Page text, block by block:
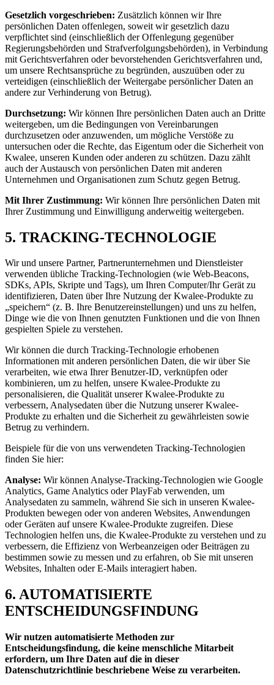
Gesetzlich vorgeschrieben: Zusätzlich können wir Ihre
persönlichen Daten offenlegen, soweit wir gesetzlich dazu
verpflichtet sind (einschließlich der Offenlegung gegenüber
Regierungsbehörden und Strafverfolgungsbehörden), in Verbindung
mit Gerichtsverfahren oder bevorstehenden Gerichtsverfahren und,
um unsere Rechtsansprüche zu begründen, auszuüben oder zu
verteidigen (einschließlich der Weitergabe persönlicher Daten an
andere zur Verhinderung von Betrug).
Durchsetzung: Wir können Ihre persönlichen Daten auch an Dritte
weitergeben, um die Bedingungen von Vereinbarungen
durchzusetzen oder anzuwenden, um mögliche Verstöße zu
untersuchen oder die Rechte, das Eigentum oder die Sicherheit von
Kwalee, unseren Kunden oder anderen zu schützen. Dazu zählt
auch der Austausch von persönlichen Daten mit anderen
Unternehmen und Organisationen zum Schutz gegen Betrug.
Mit Ihrer Zustimmung: Wir können Ihre persönlichen Daten mit
Ihrer Zustimmung und Einwilligung anderweitig weitergeben.
5. TRACKING-TECHNOLOGIE
Wir und unsere Partner, Partnerunternehmen und Dienstleister
verwenden übliche Tracking-Technologien (wie Web-Beacons,
SDKs, APIs, Skripte und Tags), um Ihren Computer/Ihr Gerät zu
identifizieren, Daten über Ihre Nutzung der Kwalee-Produkte zu
„speichern“ (z. B. Ihre Benutzereinstellungen) und uns zu helfen,
Dinge wie die von Ihnen genutzten Funktionen und die von Ihnen
gespielten Spiele zu verstehen.
Wir können die durch Tracking-Technologie erhobenen
Informationen mit anderen persönlichen Daten, die wir über Sie
verarbeiten, wie etwa Ihrer Benutzer-ID, verknüpfen oder
kombinieren, um zu helfen, unsere Kwalee-Produkte zu
personalisieren, die Qualität unserer Kwalee-Produkte zu
verbessern, Analysedaten über die Nutzung unserer Kwalee-
Produkte zu erhalten und die Sicherheit zu gewährleisten sowie
Betrug zu verhindern.
Beispiele für die von uns verwendeten Tracking-Technologien
finden Sie hier:
Analyse: Wir können Analyse-Tracking-Technologien wie Google
Analytics, Game Analytics oder PlayFab verwenden, um
Analysedaten zu sammeln, während Sie sich in unseren Kwalee-
Produkten bewegen oder von anderen Websites, Anwendungen
oder Geräten auf unsere Kwalee-Produkte zugreifen. Diese
Technologien helfen uns, die Kwalee-Produkte zu verstehen und zu
verbessern, die Effizienz von Werbeanzeigen oder Beiträgen zu
bestimmen sowie zu messen und zu erfahren, ob Sie mit unseren
Websites, Inhalten oder E-Mails interagiert haben.
6. AUTOMATISIERTE
ENTSCHEIDUNGSFINDUNG
Wir nutzen automatisierte Methoden zur
Entscheidungsfindung, die keine menschliche Mitarbeit
erfordern, um Ihre Daten auf die in dieser
Datenschutzrichtlinie beschriebene Weise zu verarbeiten.